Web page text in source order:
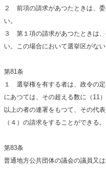
２ 前項の請求があつたときは、
い。
３ 第１項の請求があつたときは
い。この場合において選挙区がな
第81条
１ 選挙権を有する者は、政令の
にあつては、その超える数に（11
以上の者の連署をもつて、その代
（４）の請求をすることができる。
第83条
普通地方公共団体の議会の議員又